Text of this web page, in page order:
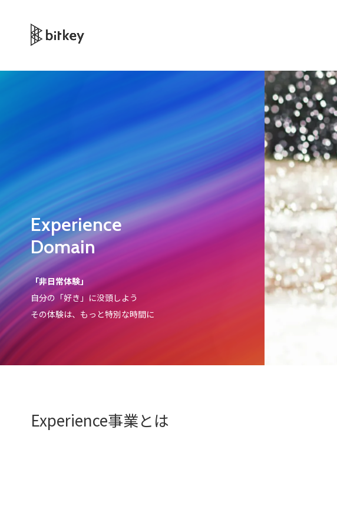
Experience
Domain
「非日常体験」
自分の「好き」に没頭しよう
その体験は、もっと特別な時間に
Experience事業とは